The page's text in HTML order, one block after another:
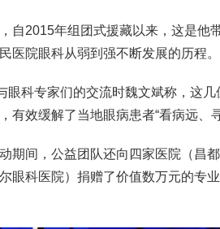
自2015年组团式援藏以来，这是他
医院眼科从弱到强不断发展的历程。
眼科专家们的交流时魏文斌称，这
有效缓解了当地眼病患者“看病远、
期间，公益团队还向四家医院（昌
眼科医院）捐赠了价值数万元的专